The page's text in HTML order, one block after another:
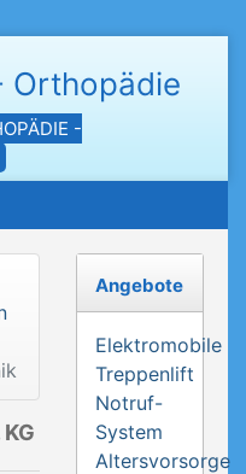
Orthopädie
-
Angebote
Elektromobile
Treppenlift
Notruf-
System
Altersvorsorge